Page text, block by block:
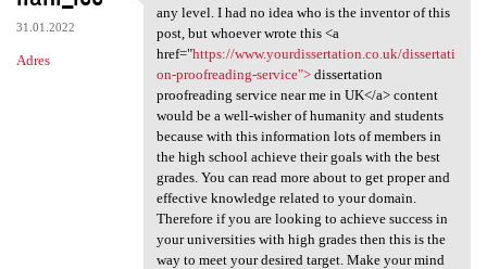
31.01.2022
Adres
It’s a great way to get
any level. I had no idea who is the inventor of this
post, but whoever wrote this <a
href="https://www.yourdissertation.co.uk/dissertati
on-proofreading-service">dissertation
proofreading service near me in UK</a> content
would be a well-wisher of humanity and students
because with this information lots of members in
the high school achieve their goals with the best
grades. You can read more about to get proper and
effective knowledge related to your domain.
Therefore if you are looking to achieve success in
your universities with high grades then this is the
way to meet your desired target. Make your mind